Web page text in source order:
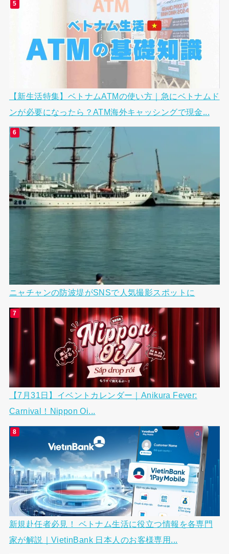
【新生活特集】ベトナムATMの使い方｜急にベトナムド
ンが必要になったら？ATM海外キャッシングで現金...
ニャチャンの防波堤がSNSで人気撮影スポットに
【7月31日】イベントカレンダー｜Anikura Fever:
Carnival！Nippon Oi...
新規赴任者必見！ ベトナム生活に役立つ情報を各専門
家が解説｜VietinBank 日本人のお客様専用...